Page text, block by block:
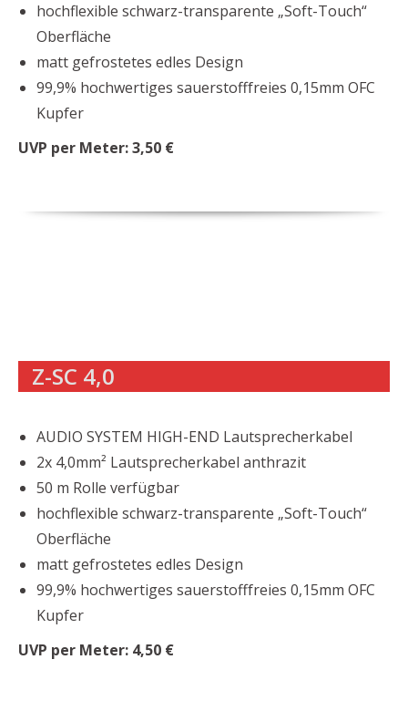
hochflexible schwarz-transparente „Soft-Touch“
Oberfläche
matt gefrostetes edles Design
99,9% hochwertiges sauerstofffreies 0,15mm OFC
Kupfer
UVP per Meter: 3,50 €
Z-SC 4,0
AUDIO SYSTEM HIGH-END Lautsprecherkabel
2x 4,0mm² Lautsprecherkabel anthrazit
50 m Rolle verfügbar
hochflexible schwarz-transparente „Soft-Touch“
Oberfläche
matt gefrostetes edles Design
99,9% hochwertiges sauerstofffreies 0,15mm OFC
Kupfer
UVP per Meter: 4,50 €